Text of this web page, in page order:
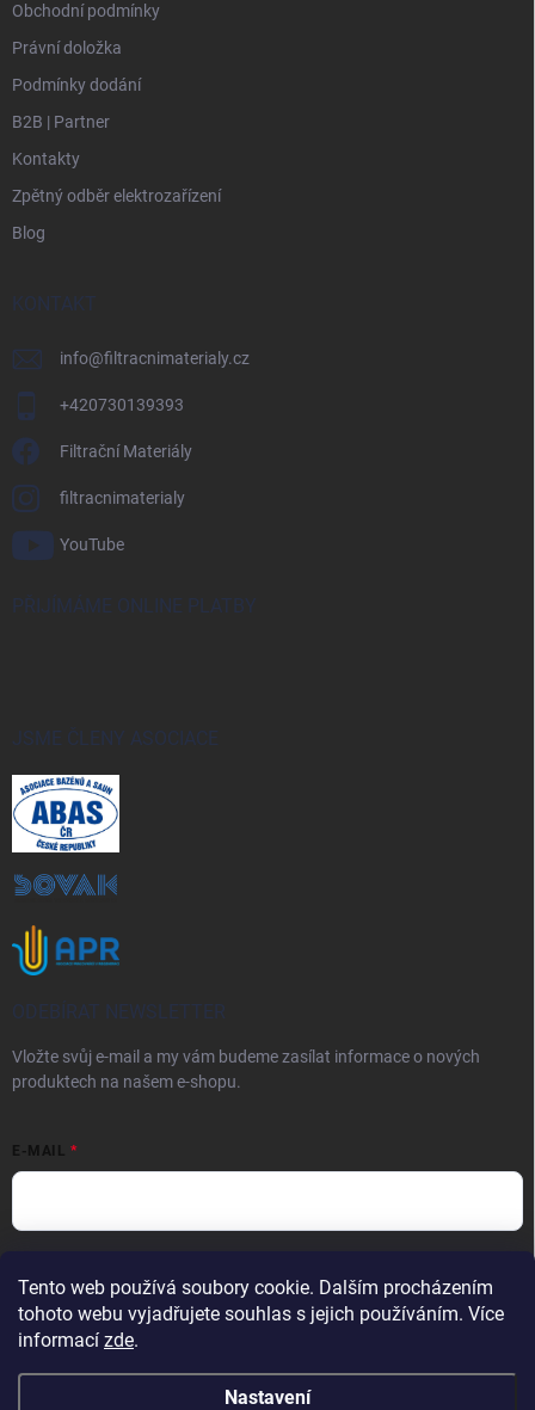
Tento web používá soubory cookie. Dalším procházením
tohoto webu vyjadřujete souhlas s jejich používáním. Více
informací zde.
Nastavení
Obchodní podmínky
Právní doložka
Podmínky dodání
B2B | Partner
Kontakty
Zpětný odběr elektrozařízení
Blog
KONTAKT
info@filtracnimaterialy.cz
+420730139393
Filtrační Materiály
filtracnimaterialy
YouTube
PŘIJÍMÁME ONLINE PLATBY
JSME ČLENY ASOCIACE
ODEBÍRAT NEWSLETTER
Vložte svůj e-mail a my vám budeme zasílat informace o nových
produktech na našem e-shopu.
E-MAIL
Přihlásit se